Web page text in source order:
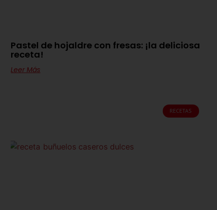
Pastel de hojaldre con fresas: ¡la deliciosa
receta!
Leer Más
RECETAS